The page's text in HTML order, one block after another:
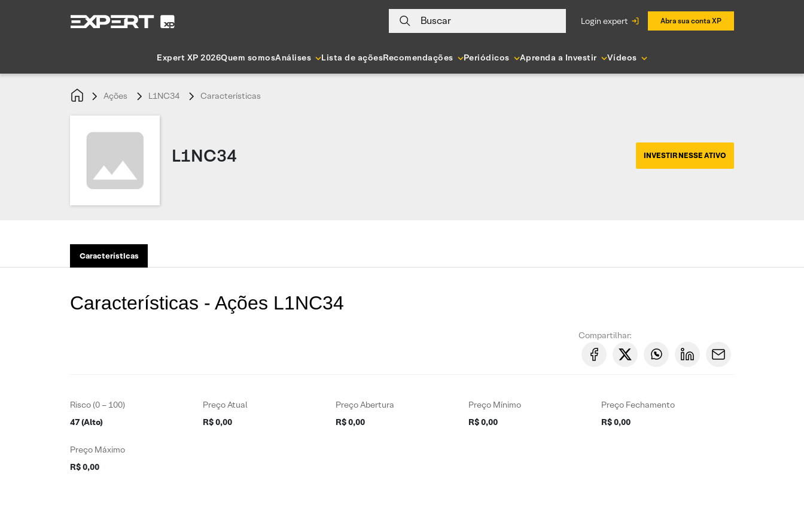
Buscar login expert Abra sua conta XP
Expert XP 2026Quem somosAnálises Lista de açõesRecomendações Periódicos Aprenda a Investir Vídeos
Ações L1NC34 Características
L1NC34 INVESTIR NESSE ATIVO
Características
Características - Ações L1NC34
Compartilhar:
Risco (0 – 100)
47 (Alto)
Preço Atual
R$ 0,00
Preço Abertura
R$ 0,00
Preço Mínimo
R$ 0,00
Preço Fechamento
R$ 0,00
Preço Máximo
R$ 0,00